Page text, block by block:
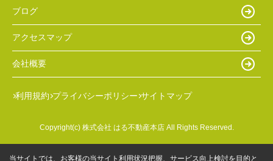
ブログ
アクセスマップ
会社概要
利用規約 プライバシーポリシー サイトマップ
Copyright(c) 株式会社 はる不動産本店 All Rights Reserved.
当サイトでは、お客様の当サイト利用状況把握、サービス向上検討を目的と